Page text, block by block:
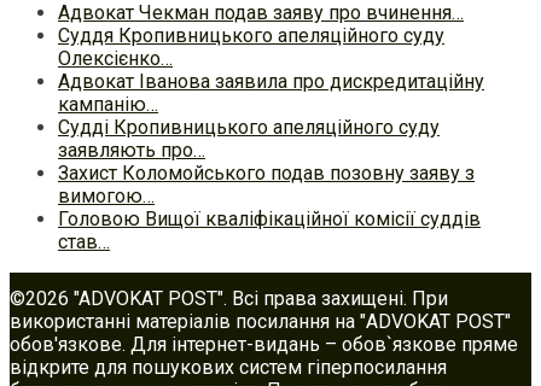
Адвокат Чекман подав заяву про вчинення…
Суддя Кропивницького апеляційного суду
Олексієнко…
Адвокат Іванова заявила про дискредитаційну
кампанію…
Судді Кропивницького апеляційного суду
заявляють про…
Захист Коломойського подав позовну заяву з
вимогою…
Головою Вищої кваліфікаційної комісії суддів
став…
©2026 "ADVOKAT POST". Всі права захищені. При
використанні матеріалів посилання на "ADVOKAT POST"
обов'язкове. Для інтернет-видань – обов`язкове пряме
відкрите для пошукових систем гіперпосилання